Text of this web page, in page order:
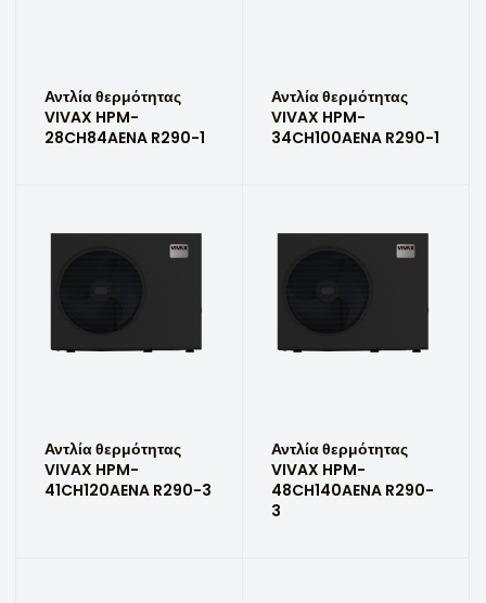
Αντλία θερμότητας
VIVAX HPM-
28CH84AENA R290-1
Αντλία θερμότητας
VIVAX HPM-
34CH100AENA R290-1
Αντλία θερμότητας
VIVAX HPM-
41CH120AENA R290-3
Αντλία θερμότητας
VIVAX HPM-
48CH140AENA R290-
3